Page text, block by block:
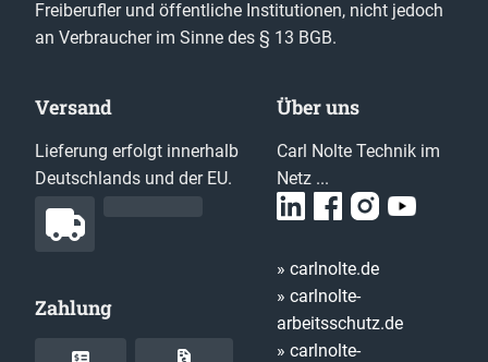
Freiberufler und öffentliche Institutionen, nicht jedoch
an Verbraucher im Sinne des § 13 BGB.
Versand
Lieferung erfolgt innerhalb
Deutschlands und der EU.
Zahlung
Über uns
Carl Nolte Technik im
Netz ...
» carlnolte.de
» carlnolte-
arbeitsschutz.de
» carlnolte-